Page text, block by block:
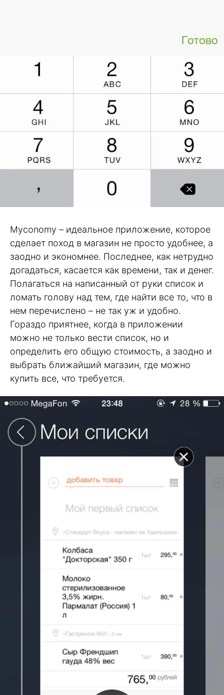
Myconomy – идеальное приложение, которое
сделает поход в магазин не просто удобнее, а
заодно и экономнее. Последнее, как нетрудно
догадаться, касается как времени, так и денег.
Полагаться на написанный от руки список и
ломать голову над тем, где найти все то, что в
нем перечислено – не так уж и удобно.
Гораздо приятнее, когда в приложении
можно не только вести список, но и
определить его общую стоимость, а заодно и
выбрать ближайший магазин, где можно
купить все, что требуется.